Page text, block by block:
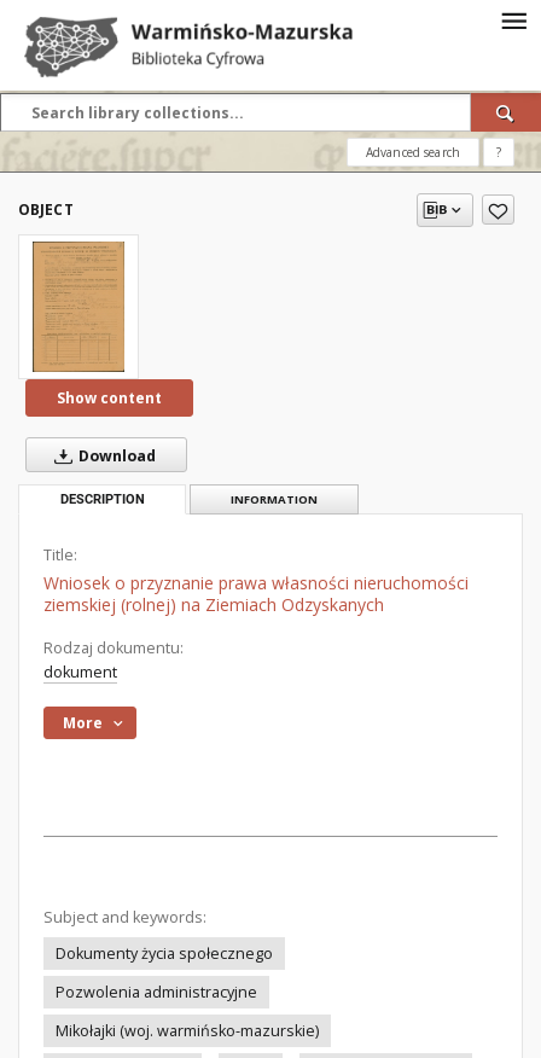
Advanced search ?
OBJECT
Show content
Download
DESCRIPTION INFORMATION
Title:
Wniosek o przyznanie prawa własności nieruchomości
ziemskiej (rolnej) na Ziemiach Odzyskanych
Rodzaj dokumentu:
dokument
More
Subject and keywords:
Dokumenty życia społecznego
Pozwolenia administracyjne
Mikołajki (woj. warmińsko-mazurskie)